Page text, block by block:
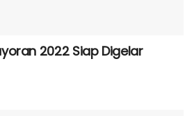
2022 Siap Digelar